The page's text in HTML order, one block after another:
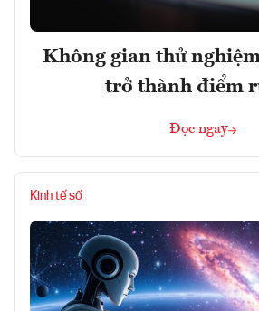
Không gian thử
trở thành điểm
Đọc ngay
Kinh tế số